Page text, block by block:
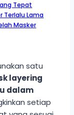
Tepat
Terlalu Lama
Masker
satu
layering
dalam
setiap